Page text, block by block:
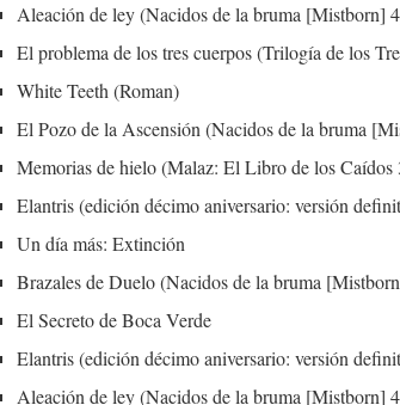
Aleación de ley (Nacidos de la bruma [Mistborn]
El problema de los tres cuerpos (Trilogía de los
White Teeth (Roman)
El Pozo de la Ascensión (Nacidos de la bruma
Memorias de hielo (Malaz: El Libro de los Caídos
Elantris (edición décimo aniversario: versión
Un día más: Extinción
Brazales de Duelo (Nacidos de la bruma
El Secreto de Boca Verde
Elantris (edición décimo aniversario: versión
Aleación de ley (Nacidos de la bruma [Mistborn]